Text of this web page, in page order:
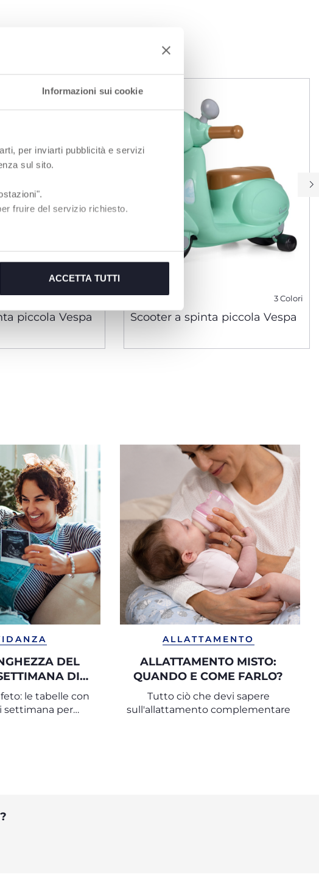
Informazioni sui cookie
per inviarti pubblicità e servizi
sul sito.
fruire del servizio richiesto.
ACCETTA TUTTI
3 Colori
piccola Vespa
3 Colori
Scooter a spinta piccola Vespa
DEL
DI
le tabelle con
settimana per
ALLATTAMENTO
ALLATTAMENTO MISTO:
QUANDO E COME FARLO?
Tutto ciò che devi sapere
sull'allattamento complementare